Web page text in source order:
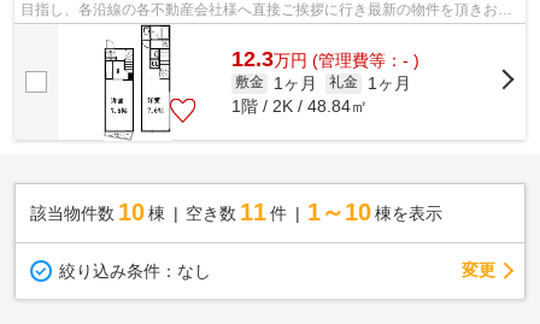
目指し、各沿線の各不動産会社様へ直接ご挨拶に行き最新の物件を頂きお客
様へ提供しております！最新の情報は...
12.3万円 (管理費等：- )
敷金 1ヶ月 礼金
1ヶ月
1階 / 2K / 48.84㎡
該当物件数 10棟 空き数 11 件 1～10 棟を表示
絞り込み条件： なし 変更